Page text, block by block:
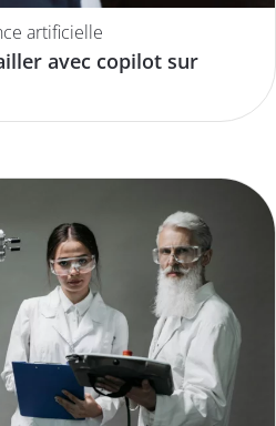
artificielle
avec copilot sur